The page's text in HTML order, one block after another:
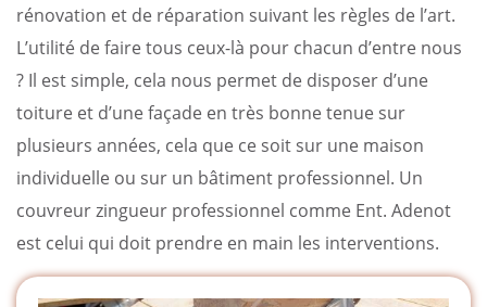
rénovation et de réparation suivant les règles de l’art.
L’utilité de faire tous ceux-là pour chacun d’entre nous
? Il est simple, cela nous permet de disposer d’une
toiture et d’une façade en très bonne tenue sur
plusieurs années, cela que ce soit sur une maison
individuelle ou sur un bâtiment professionnel. Un
couvreur zingueur professionnel comme Ent. Adenot
est celui qui doit prendre en main les interventions.